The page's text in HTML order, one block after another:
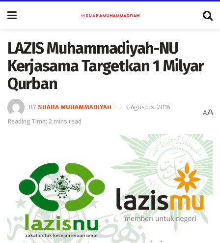
LAZIS Muhammadiyah-NU
Kerjasama Targetkan 1 Milyar
Qurban
BY SUARA MUHAMMADIYAH
4 Agustus, 2016
Reading Time: 2 mins read
AA